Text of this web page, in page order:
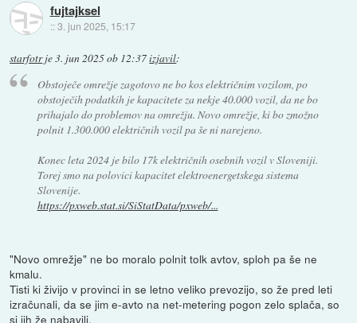
fujtajksel
::3. jun 2025, 15:17
starfotrje3. jun 2025 ob 12:37izjavil:
Obstoječe omrežje zagotovo ne bo kos električnim vozilom, po
obstoječih podatkih je kapacitete za nekje 40.000 vozil, da ne bo
prihajalo do problemov na omrežju. Novo omrežje, ki bo zmožno
polnit 1.300.000 električnih vozil pa še ni narejeno.
Konec leta 2024 je bilo 17k električnih osebnih vozil v Sloveniji.
Torej smo na polovici kapacitet elektroenergetskega sistema
Slovenije.
https://pxweb.stat.si/SiStatData/pxweb/...
"Novo omrežje" ne bo moralo polnit tolk avtov, sploh pa še ne
kmalu.
Tisti ki živijo v provinci in se letno veliko prevozijo, so že pred leti
izračunali, da se jim e-avto na net-metering pogon zelo splača, so
si jih že nabavili.